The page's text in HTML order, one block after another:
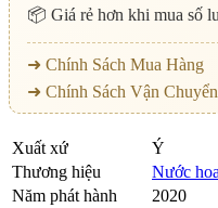
📦 Giá rẻ hơn khi mua số
➜ Chính Sách Mua Hàng
➜ Chính Sách Vận Chuyển
Xuất xứ
Ý
Thương hiệu
Nước
Năm phát hành
2020